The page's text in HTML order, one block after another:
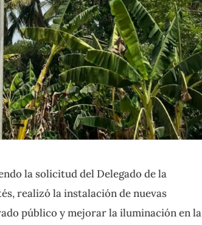
la solicitud del Delegado de la
realizó la instalación de nuevas
público y mejorar la iluminación en la